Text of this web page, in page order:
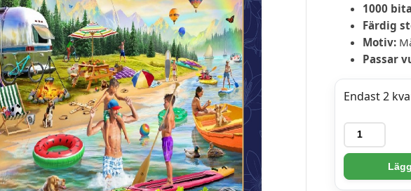
1000
Färdig
Motiv:
Passar
Endast 2
Bluebird
Pussel